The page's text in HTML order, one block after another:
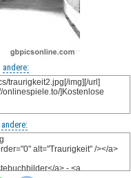
andere:
andere: